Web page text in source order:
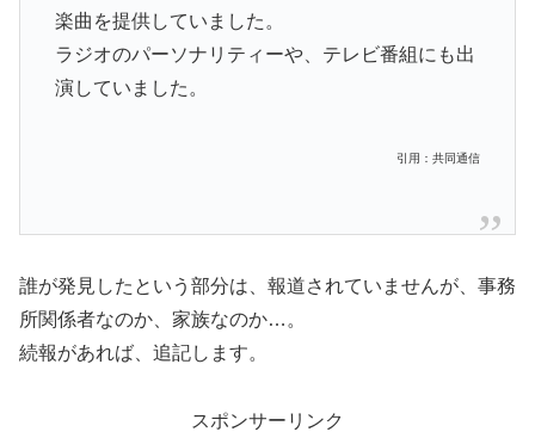
楽曲を提供していました。
ラジオのパーソナリティーや、テレビ番組にも出
演していました。
引用：共同通信
誰が発見したという部分は、報道されていませんが、事務
所関係者なのか、家族なのか…。
続報があれば、追記します。
スポンサーリンク